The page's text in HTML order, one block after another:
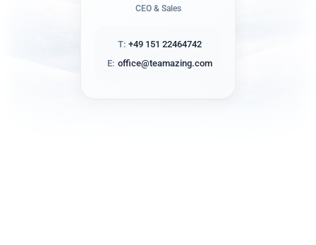
CEO & Sales
T: +49 151 22464742
E: office@teamazing.com